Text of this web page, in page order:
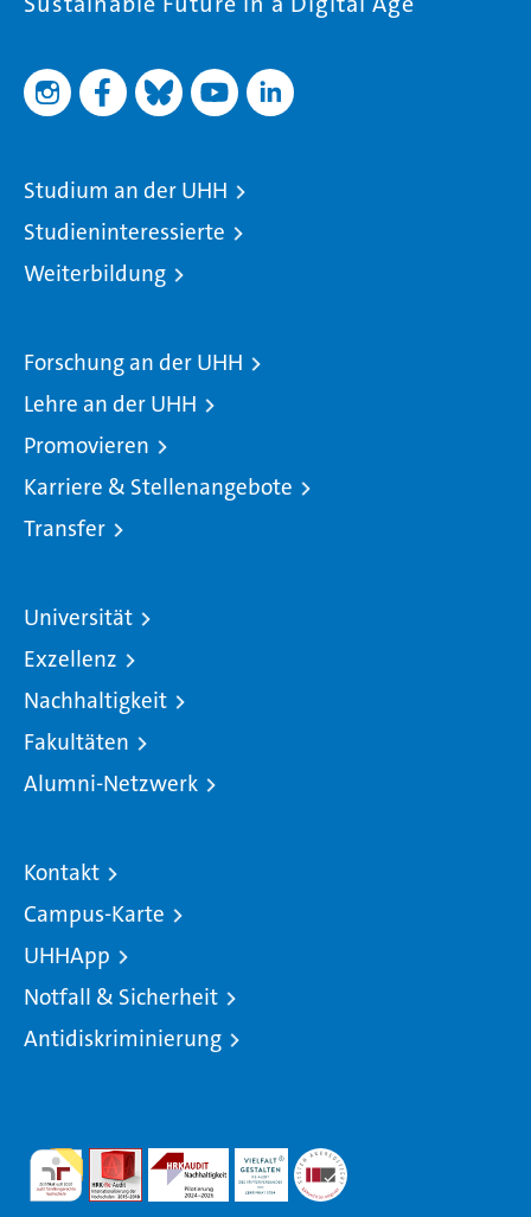
Studium an der UHH
Studieninteressierte
Weiterbildung
Forschung an der UHH
Lehre an der UHH
Promovieren
Karriere & Stellenangebote
Transfer
Universität
Exzellenz
Nachhaltigkeit
Fakultäten
Alumni-Netzwerk
Kontakt
Campus-Karte
UHHApp
Notfall & Sicherheit
Antidiskriminierung